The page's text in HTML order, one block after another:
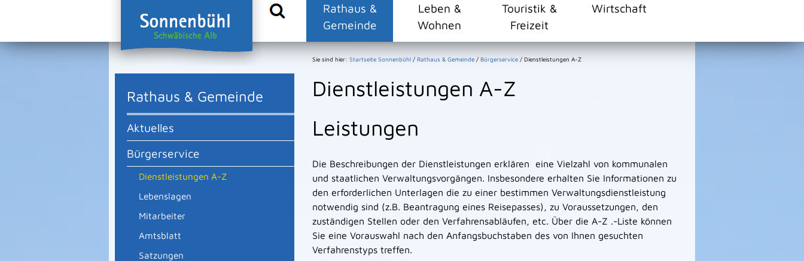
Rathaus &
Gemeinde
Leben &
Wohnen
Touristik &
Freizeit
Wirtschaft
Rathaus & Gemeinde
Aktuelles
Bürgerservice
Dienstleistungen A-Z
Lebenslagen
Mitarbeiter
Amtsblatt
Satzungen
Sie sind hier: Startseite Sonnenbühl / Rathaus & Gemeinde / Bürgerservice / Dienstleistungen A-Z
Dienstleistungen A-Z
Leistungen
Die Beschreibungen der Dienstleistungen erklären eine Vielzahl von kommunalen
und staatlichen Verwaltungsvorgängen. Insbesondere erhalten Sie Informationen zu
den erforderlichen Unterlagen die zu einer bestimmen Verwaltungsdienstleistung
notwendig sind (z.B. Beantragung eines Reisepasses), zu Voraussetzungen, den
zuständigen Stellen oder den Verfahrensabläufen, etc. Über die A-Z .-Liste können
Sie eine Vorauswahl nach den Anfangsbuchstaben des von Ihnen gesuchten
Verfahrenstyps treffen.